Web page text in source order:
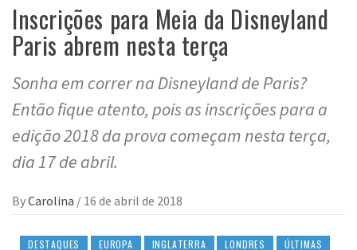
Inscrições para Meia da Disneyland
Paris abrem nesta terça
Sonha em correr na Disneyland de Paris?
Então fique atento, pois as inscrições para a
edição 2018 da prova começam nesta terça,
dia 17 de abril.
ByCarolina / 16 de abril de 2018
DESTAQUES EUROPA INGLATERRA LONDRES ÚLTIMAS